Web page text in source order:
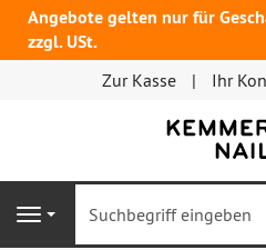
Angebote gelten nur für
zzgl. USt.
Zur Kasse Ihr
Navigation